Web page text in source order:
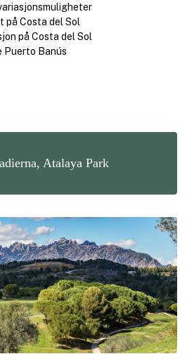
Costa del Sol
på Costa del Sol
Puerto Banús
Atalaya Park